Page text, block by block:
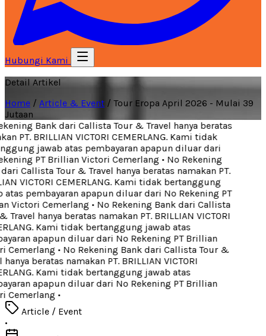
Hubungi Kami
Detail Artikel
Home / Article & Event / Tour Eropa April 2026 - Mulai 39
Jutaan
Bank dari Callista Tour & Travel hanya beratas
PT. BRILLIAN VICTORI CEMERLANG. Kami tidak
jawab atas pembayaran apapun diluar dari
PT Brillian Victori Cemerlang• No Rekening
Callista Tour & Travel hanya beratas namakan PT.
VICTORI CEMERLANG. Kami tidak bertanggung
pembayaran apapun diluar dari No Rekening PT
Victori Cemerlang• No Rekening Bank dari Callista
hanya beratas namakan PT. BRILLIAN VICTORI
Kami tidak bertanggung jawab atas
apapun diluar dari No Rekening PT Brillian
Cemerlang• No Rekening Bank dari Callista Tour &
beratas namakan PT. BRILLIAN VICTORI
Kami tidak bertanggung jawab atas
apapun diluar dari No Rekening PT Brillian
Cemerlang•
Article / Event
•